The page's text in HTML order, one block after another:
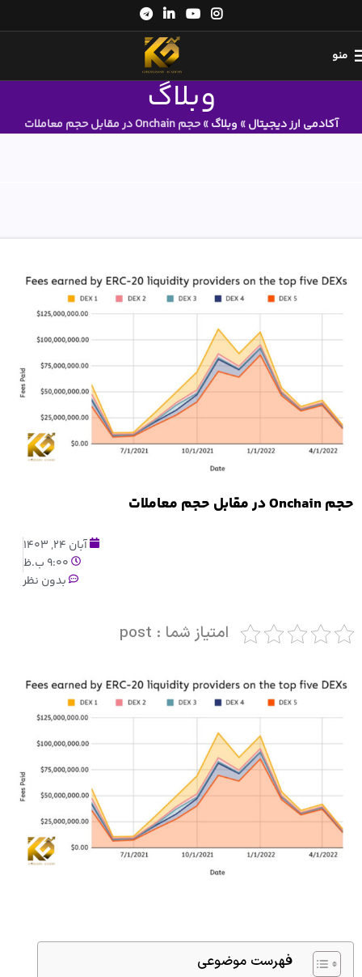
منو
وبلاگ
آکادمی ارز دیجیتال» وبلاگ»حجم Onchain در مقابل حجم معاملات
حجم Onchain در مقابل حجم معاملات
آبان 24, 1403
9:00 ب.ظ
بدون نظر
امتیاز شما : post
فهرست موضوعی